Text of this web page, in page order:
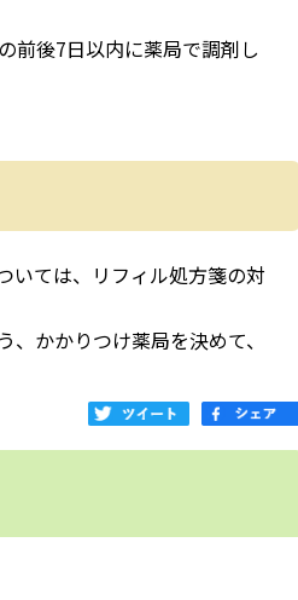
前後7日以内に薬局で調剤し
いては、リフィル処方箋の対
かかりつけ薬局を決めて、